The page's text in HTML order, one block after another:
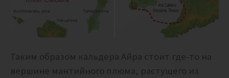
Таким образом кальдера Айра стоит где-то на
вершине мантийного плюма, растущего из